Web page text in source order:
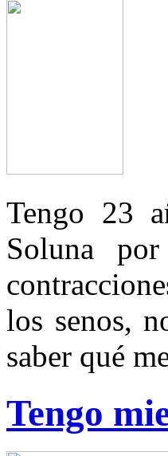
Tengo 23
Soluna
los senos,
saber qué
Tengo